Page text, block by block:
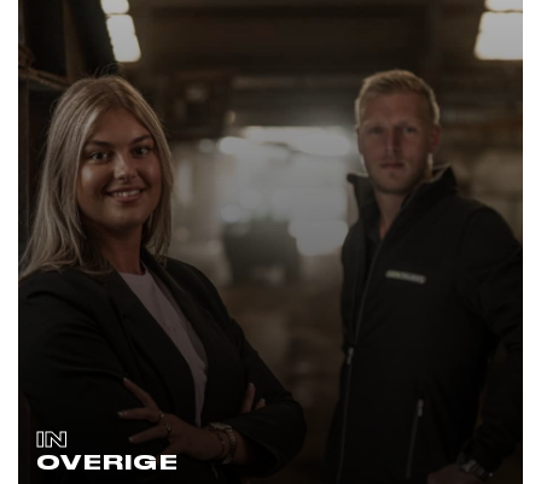
IN
OVERIGE